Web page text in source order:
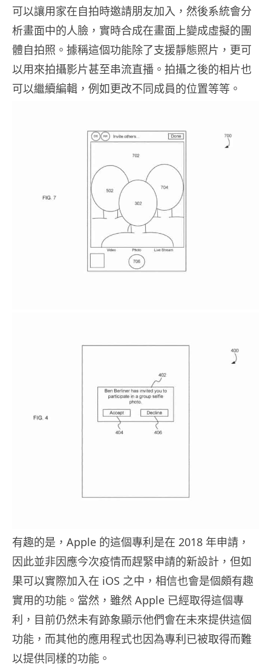
可以讓用家在自拍時邀請朋友加入，然後系統會分
析畫面中的人臉，實時合成在畫面上變成虛擬的團
體自拍照。據稱這個功能除了支援靜態照片，更可
以用來拍攝影片甚至串流直播。拍攝之後的相片也
可以繼續編輯，例如更改不同成員的位置等等。
有趣的是，Apple 的這個專利是在 2018 年申請，
因此並非因應今次疫情而趕緊申請的新設計，但如
果可以實際加入在 iOS 之中，相信也會是個頗有趣
實用的功能。當然，雖然 Apple 已經取得這個專
利，目前仍然未有跡象顯示他們會在未來提供這個
功能，而其他的應用程式也因為專利已被取得而難
以提供同樣的功能。